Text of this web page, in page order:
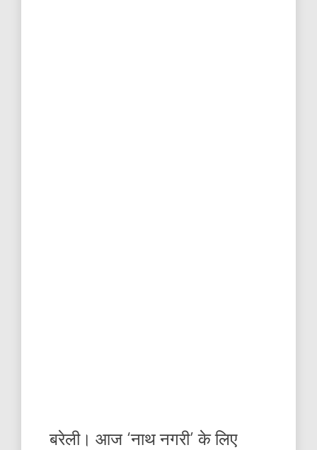
बरेली। आज ‘नाथ नगरी’ के लिए